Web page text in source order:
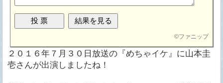
©ファニップ
２０１６年７月３０日放送の『めちゃイケ』に山本圭
壱さんが出演しましたね！